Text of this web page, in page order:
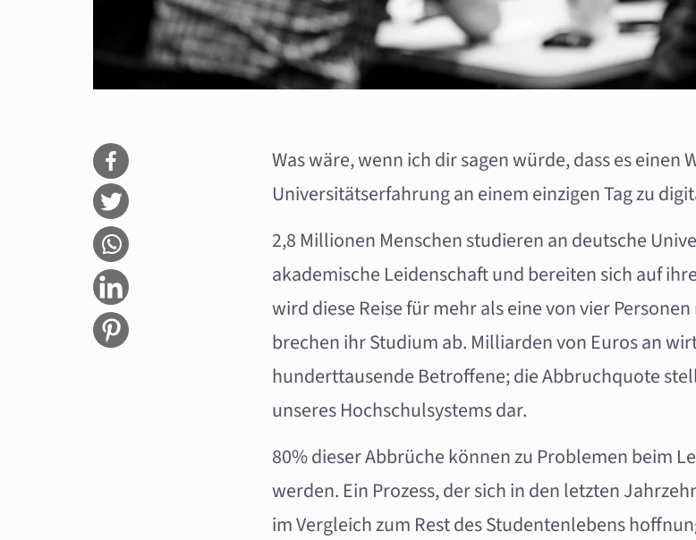
Was wäre, wenn ich dir sagen würde, dass es einen
Universitätserfahrung an einem einzigen Tag zu
2,8 Millionen Menschen studieren an deutsche
akademische Leidenschaft und bereiten sich auf
wird diese Reise für mehr als eine von vier
brechen ihr Studium ab. Milliarden von Euros an
hunderttausende Betroffene; die Abbruchquote
unseres Hochschulsystems dar.
80% dieser Abbrüche können zu Problemen beim
werden. Ein Prozess, der sich in den letzten
im Vergleich zum Rest des Studentenlebens